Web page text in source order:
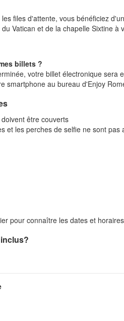
files d'attente, vous bénéficiez
Vatican et de la chapelle Sixtine à
billets ?
votre billet électronique
smartphone au bureau d'Enjoy
être couverts
et les perches de selfie ne sont pas
pour connaître les dates et